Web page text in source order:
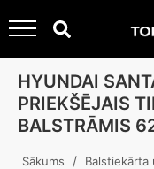
HYUNDAI
PRIEKŠĒJAIS
BALSTRĀMIS
Sākums / Balstiekārta